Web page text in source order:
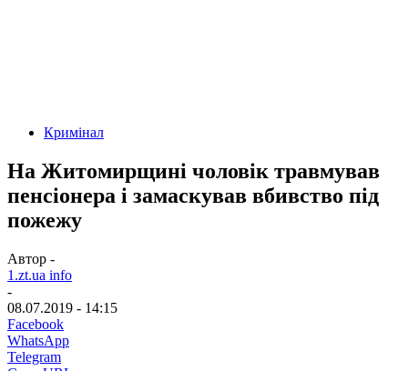
Кримінал
На Житомирщині чоловік травмував
пенсіонера і замаскував вбивство під
пожежу
Автор -
1.zt.ua info
-
08.07.2019 - 14:15
Facebook
WhatsApp
Telegram